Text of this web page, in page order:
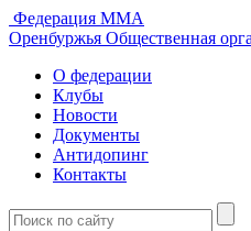
Федерация ММА
Оренбуржья Общественная
О федерации
Клубы
Новости
Документы
Антидопинг
Контакты